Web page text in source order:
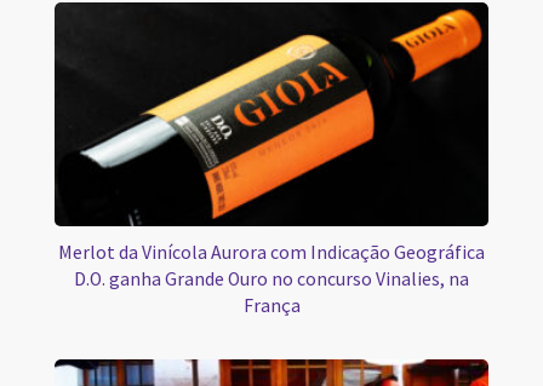
Merlot da Vinícola Aurora com Indicação Geográfica
D.O. ganha Grande Ouro no concurso Vinalies, na
França